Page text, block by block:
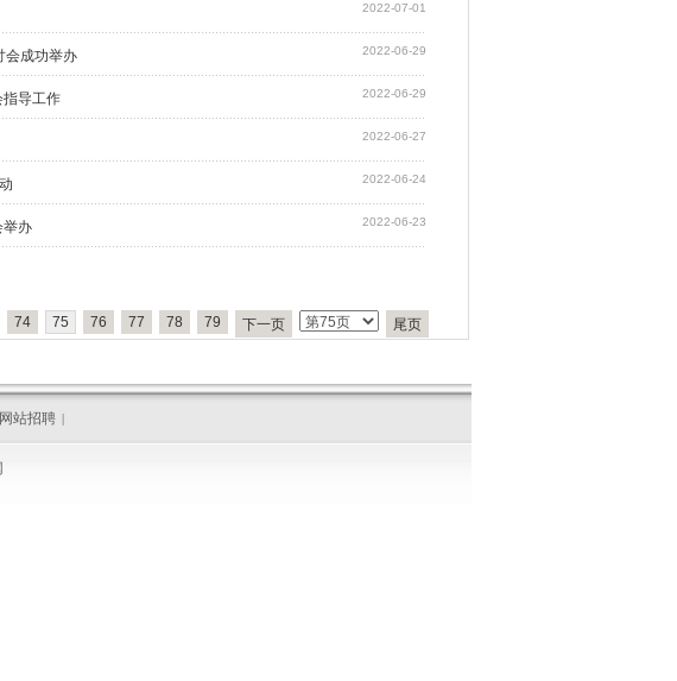
2022-07-01
会成功举办 2022-06-29
指导工作 2022-06-29
2022-06-27
2022-06-24
举办 2022-06-23
74 75 76 77 78 79 下一页 尾页
网站招聘 |